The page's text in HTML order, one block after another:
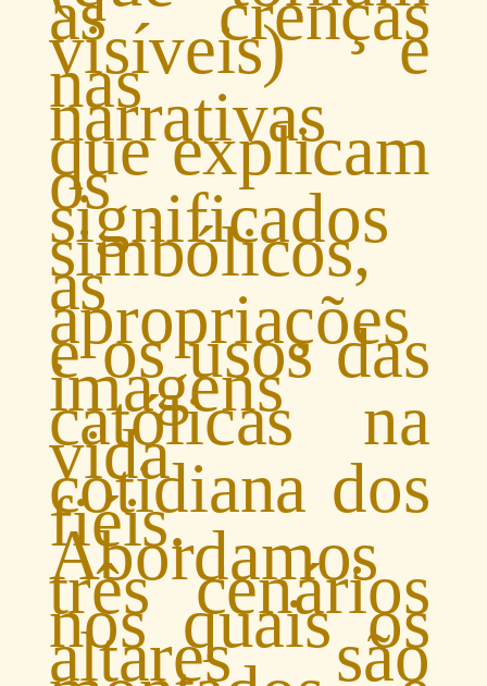
visíveis) e
nas
narrativas
que explicam
os
significados
simbólicos,
as
apropriações
e os usos das
imagens
católicas na
vida
cotidiana dos
fiéis.
Abordamos
três cenários
nos quais os
altares são